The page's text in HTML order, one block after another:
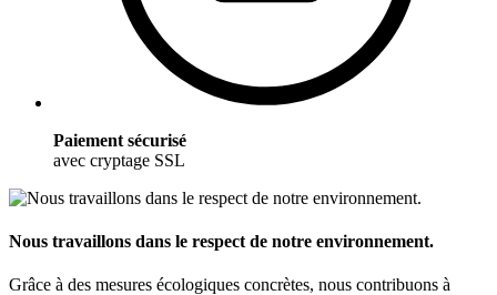
Paiement sécurisé
avec cryptage SSL
Nous travaillons dans le respect de notre environnement.
Grâce à des mesures écologiques concrètes, nous contribuons à